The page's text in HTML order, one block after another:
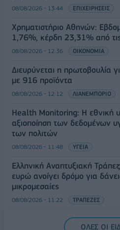
08/08/2026 - 13:44 ΕΠΙΧΕΙΡΗΣΕΙΣ
Χρηματιστήριο Αθηνών:
1,76%, κέρδη 23,31% από
08/08/2026 - 12:36 ΟΙΚΟΝΟΜΙΑ
Διευρύνεται η πρωτοβουλία
με 916 προϊόντα
08/08/2026 - 12:12 ΛΙΑΝΕΜΠΟΡΙΟ
Health Monitoring: Η εθνική
αξιοποίηση των δεδομένων
των πολιτών
08/08/2026 - 11:48 ΥΓΕΙΑ
Ελληνική Αναπτυξιακή
ευρώ ανοίγει δρόμο για
μικρομεσαίες
08/08/2026 - 11:22 ΤΡΑΠΕΖΕΣ
5G παντού, 6G στον
ΟΛΕΣ ΟΙ